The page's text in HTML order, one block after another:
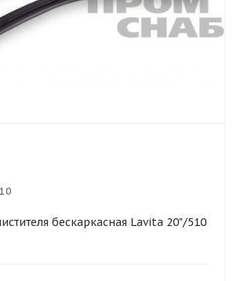
бескаркасная Lavita 20"/510